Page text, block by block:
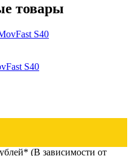
товары
S40
(В зависимости от